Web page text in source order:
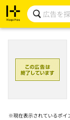
※現在表示されているポイ